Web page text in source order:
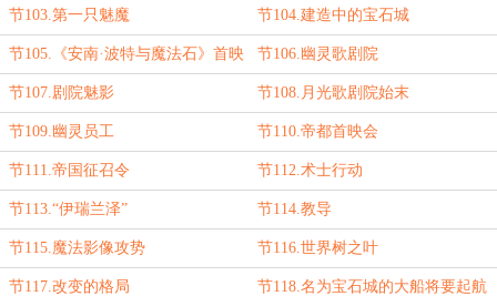
节103.第一只魅魔 节104.建造中的宝石城
节105.《安南·波特与魔法石》首映 节106.幽灵歌剧院
节107.剧院魅影 节108.月光歌剧院始末
节109.幽灵员工 节110.帝都首映会
节111.帝国征召令 节112.术士行动
节113.“伊瑞兰泽” 节114.教导
节115.魔法影像攻势 节116.世界树之叶
节117.改变的格局 节118.名为宝石城的大船将要起航